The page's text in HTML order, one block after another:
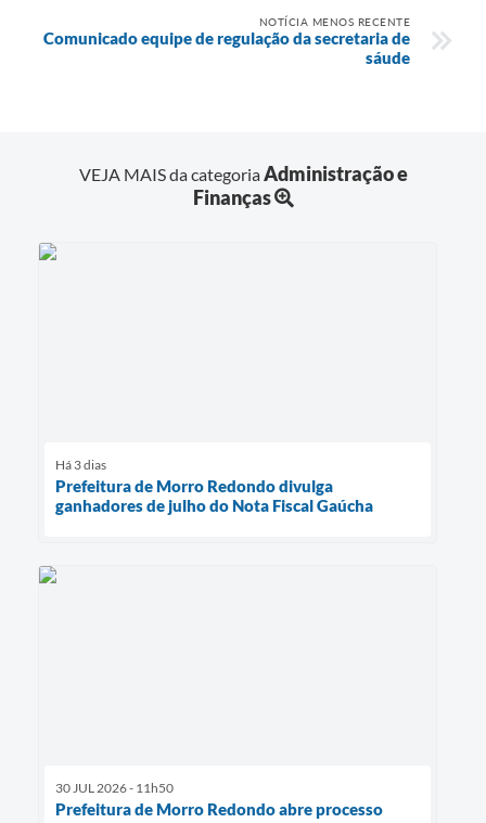
NOTÍCIA MENOS RECENTE
Comunicado equipe de regulação da secretaria de
sáude
VEJA MAIS da categoriaAdministração e
Finanças
Há 3 dias
Prefeitura de Morro Redondo divulga
ganhadores de julho do Nota Fiscal Gaúcha
30 JUL 2026 - 11h50
Prefeitura de Morro Redondo abre processo